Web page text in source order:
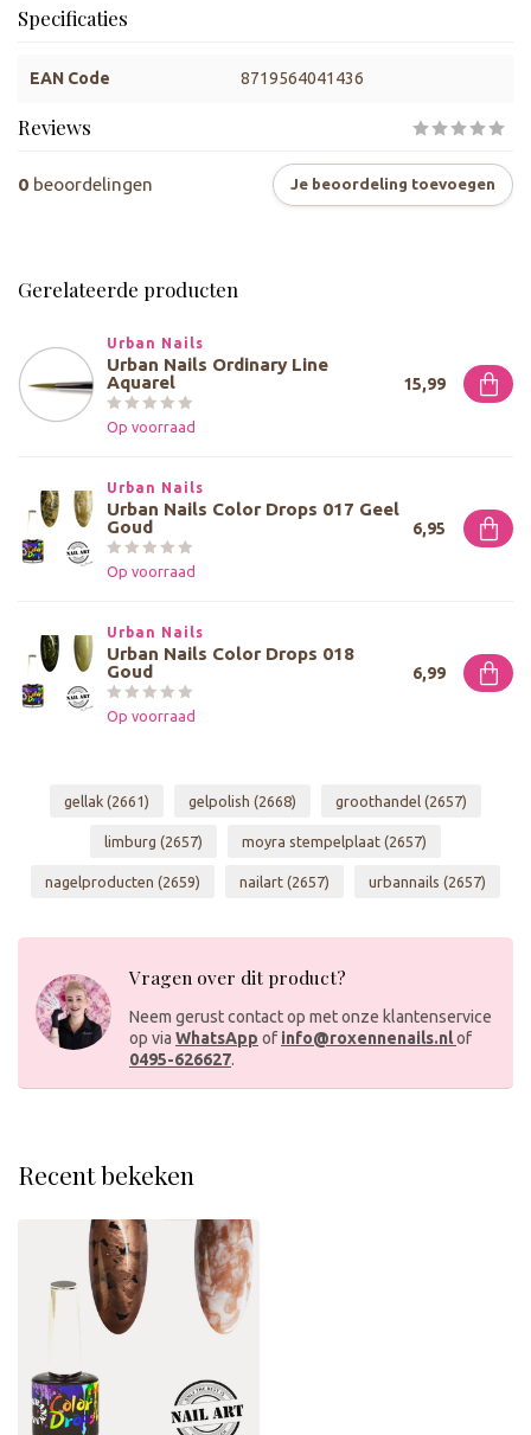
Specificaties
EAN Code 8719564041436
Reviews
0 beoordelingen Je beoordeling toevoegen
Gerelateerde producten
Urban Nails
Urban Nails Ordinary Line
Aquarel
Op voorraad
15,99
Urban Nails
Urban Nails Color Drops 017 Geel
Goud
Op voorraad
6,95
Urban Nails
Urban Nails Color Drops 018
Goud
Op voorraad
6,99
gellak (2661) gelpolish (2668) groothandel (2657)
limburg (2657) moyra stempelplaat (2657)
nagelproducten (2659) nailart (2657) urbannails (2657)
Vragen over dit product?
Neem gerust contact op met onze klantenservice
op via WhatsApp of info@roxennenails.nlof
0495-626627.
Recent bekeken